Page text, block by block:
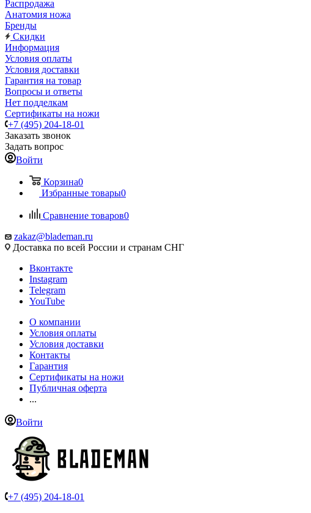
Распродажа
Анатомия ножа
Бренды
Скидки
Информация
Условия оплаты
Условия доставки
Гарантия на товар
Вопросы и ответы
Нет подделкам
Сертификаты на ножи
+7 (495) 204-18-01
Заказать звонок
Задать вопрос
Войти
Корзина0
Избранные товары0
Сравнение товаров0
zakaz@blademan.ru
Доставка по всей России и странам СНГ
Вконтакте
Instagram
Telegram
YouTube
О компании
Условия оплаты
Условия доставки
Контакты
Гарантия
Сертификаты на ножи
Публичная оферта
...
Войти
+7 (495) 204-18-01